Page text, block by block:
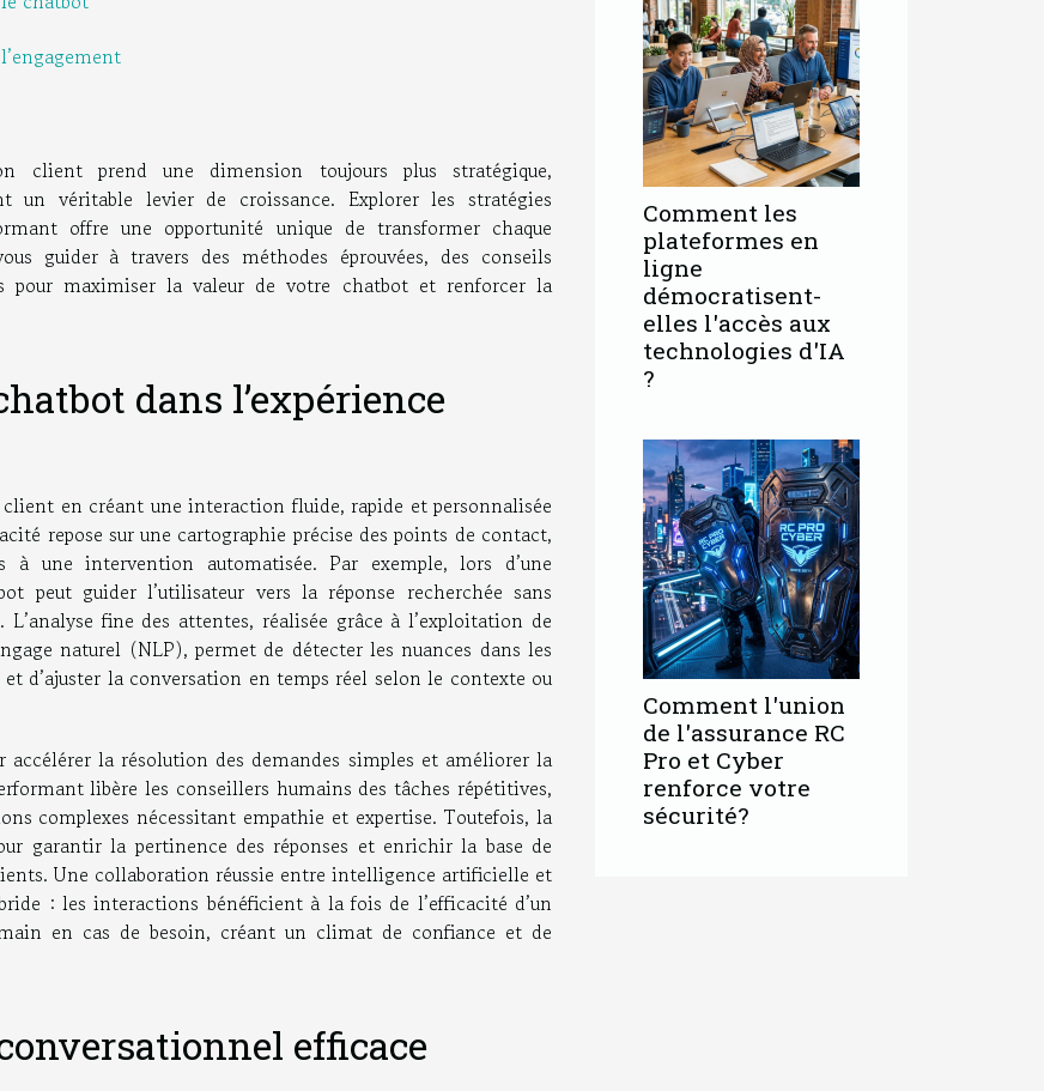
client prend une dimension toujours plus stratégique,
véritable levier de croissance. Explorer les stratégies
offre une opportunité unique de transformer chaque
guider à travers des méthodes éprouvées, des conseils
pour maximiser la valeur de votre chatbot et renforcer la
dans l’expérience
en créant une interaction fluide, rapide et personnalisée
repose sur une cartographie précise des points de contact,
à une intervention automatisée. Par exemple, lors d’une
peut guider l’utilisateur vers la réponse recherchée sans
fine des attentes, réalisée grâce à l’exploitation de
naturel (NLP), permet de détecter les nuances dans les
d’ajuster la conversation en temps réel selon le contexte ou
la résolution des demandes simples et améliorer la
libère les conseillers humains des tâches répétitives,
complexes nécessitant empathie et expertise. Toutefois, la
garantir la pertinence des réponses et enrichir la base de
Une collaboration réussie entre intelligence artificielle et
: les interactions bénéficient à la fois de l’efficacité d’un
en cas de besoin, créant un climat de confiance et de
efficace
Comment les
plateformes en
ligne
démocratisent-
elles l'accès aux
technologies d'IA
?
Comment l'union
de l'assurance RC
Pro et Cyber
renforce votre
sécurité?